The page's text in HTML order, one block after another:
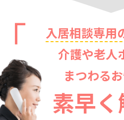
入居相談専用
介護や老人
まつわる
素早